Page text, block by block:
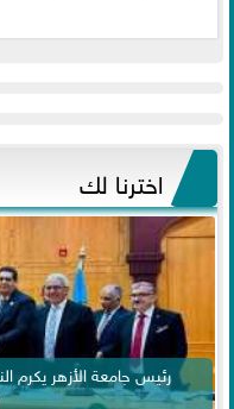
اخترنا لك
رئيس جامعة الأزهر يكرم